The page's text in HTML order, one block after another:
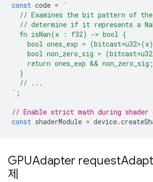
const code =
`
// Examines the bit pattern of
// determine if it represents a
  fn isNan(x : f32) -> bool {
bool ones_exp =
bool non_zero_sig =
    return ones_exp && non_zero_sig;
  }
  // ...
` ;
// Enable strict math during shader
const shaderModule = device.
GPUAdapter request
제